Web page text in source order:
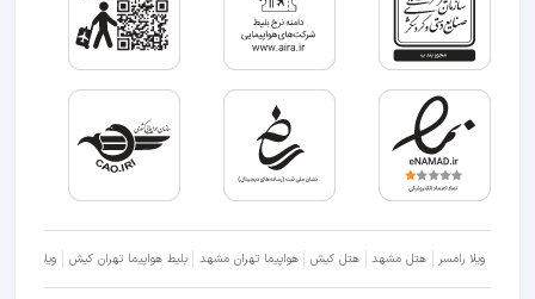
ویلا رامسر هتل مشهد هتل کیش هواپیما تهران مشهد بلیط هواپیما تهران کیش ویلا شمال